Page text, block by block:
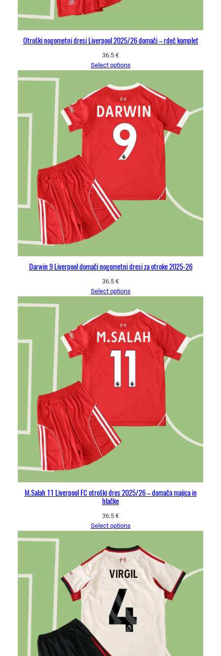
Otroški nogometni dresi Liverpool 2025/26 domači – rdeč komplet
36.5 €
Select options
Darwin 9 Liverpool domači nogometni dresi za otroke 2025-26
36.5 €
Select options
M.Salah 11 Liverpool FC otroški dres 2025/26 – domača majica in
hlačke
36.5 €
Select options